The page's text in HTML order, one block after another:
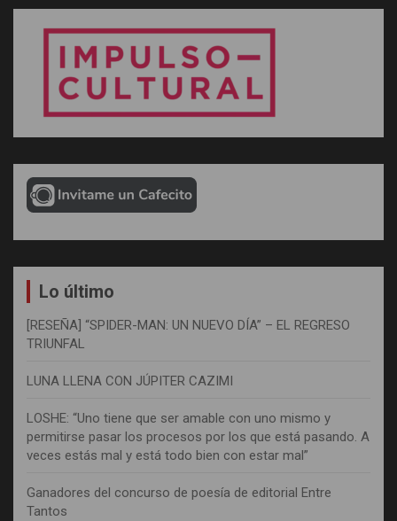
Lo último
[RESEÑA] “SPIDER-MAN: UN NUEVO DÍA” – EL REGRESO
TRIUNFAL
LUNA LLENA CON JÚPITER CAZIMI
LOSHE: “Uno tiene que ser amable con uno mismo y
permitirse pasar los procesos por los que está pasando. A
veces estás mal y está todo bien con estar mal”
Ganadores del concurso de poesía de editorial Entre
Tantos